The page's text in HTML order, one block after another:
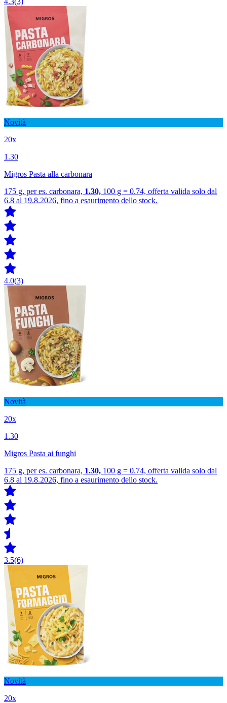
Novità
20x
1.30
Migros Pasta alla carbonara
175 g, per es. carbonara, 1.30, 100 g = 0.74, offerta valida solo dal
6.8 al 19.8.2026, fino a esaurimento dello stock.
4.0(3)
Novità
20x
1.30
Migros Pasta ai funghi
175 g, per es. carbonara, 1.30, 100 g = 0.74, offerta valida solo dal
6.8 al 19.8.2026, fino a esaurimento dello stock.
3.5(6)
Novità
20x